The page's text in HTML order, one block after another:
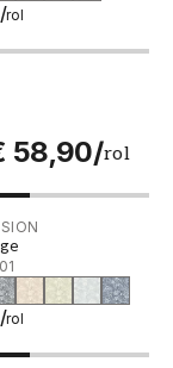
/rol
58,90/rol
/rol
- 1009402-01